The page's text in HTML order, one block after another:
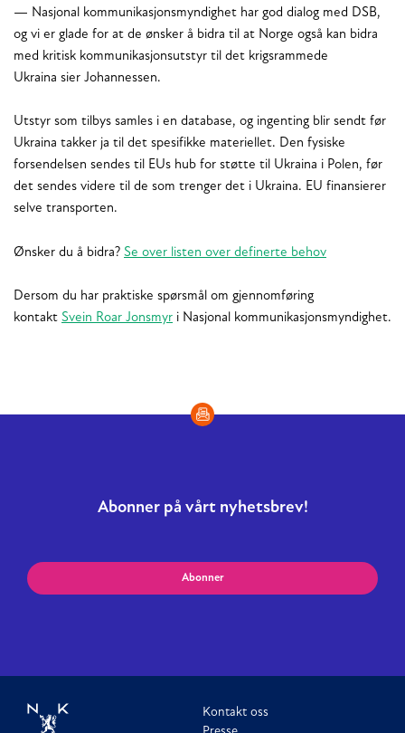
— Nasjonal kommunikasjonsmyndighet har god dialog med DSB,
og vi er glade for at de ønsker å bidra til at Norge også kan bidra
med kritisk kommunikasjonsutstyr til det krigsrammede
Ukraina sier Johannessen.
Utstyr som tilbys samles i en database, og ingenting blir sendt før
Ukraina takker ja til det spesifikke materiellet. Den fysiske
forsendelsen sendes til EUs hub for støtte til Ukraina i Polen, før
det sendes videre til de som trenger det i Ukraina. EU finansierer
selve transporten.
Ønsker du å bidra? Se over listen over definerte behov
Dersom du har praktiske spørsmål om gjennomføring
kontakt Svein Roar Jonsmyr i Nasjonal kommunikasjonsmyndighet.
Abonner på vårt nyhetsbrev!
Abonner
Kontakt oss